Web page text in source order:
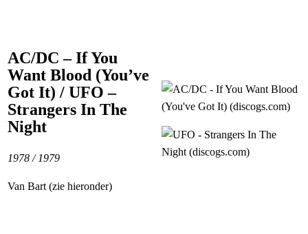
AC/DC – If You
Want Blood (You’ve
Got It) / UFO –
Strangers In The
Night
1978 / 1979
Van Bart (zie hieronder)